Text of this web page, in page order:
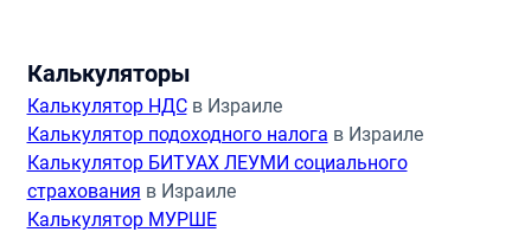
Калькуляторы
Калькулятор НДСв Израиле
Калькулятор подоходного налога в Израиле
Калькулятор БИТУАХ ЛЕУМИ социального
страхования в Израиле
Калькулятор МУРШЕ